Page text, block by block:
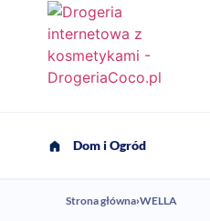
Dom i Ogród
Strona główna›WELLA